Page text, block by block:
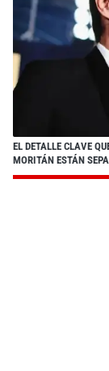
EL DETALLE CLAVE
MORITÁN ESTÁN